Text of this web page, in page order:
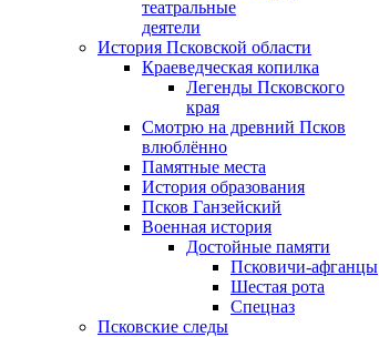
театральные
деятели
История Псковской области
Краеведческая копилка
Легенды Псковского
края
Смотрю на древний Псков
влюблённо
Памятные места
История образования
Псков Ганзейский
Военная история
Достойные памяти
Псковичи-афганцы
Шестая рота
Спецназ
Псковские следы